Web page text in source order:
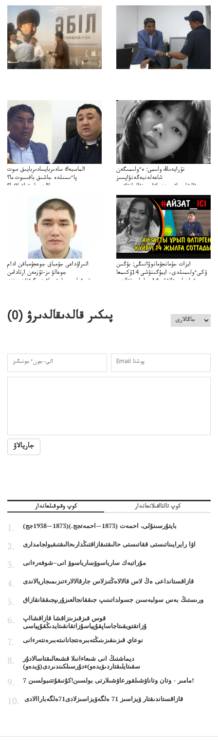
الماسبەك سادىربايسادىربايىق سوت
پاءىسىلدە جاشىق باقىسوت ما؟
پاالدەجابىقباقىلاۋما؟
نۇرايدىڭ ولىمى: ەءولىمىگەن
شاعەلەنبەگەنۋاپسىز
قالشاعىماۋىپمەنجاۋاپسىزقالعانقاۋىپ
اتىراۋداعى جۇمباق جوعجۇمباقن ادام
جوعالۋ ىز-تۇزمەن ارتادامن
وتبءولىمىپوليتسياءىزەرگءتۇزسىزنە
ايزات جۇمانجۇمانوۆانىڭى: بۇگىن
ۇكىءولىمىلدى، ايبۇگىنۋشى 14ۇكىمعا
سووقىلدىايىپتالۋشى14جىلعاسوتتالدى
پىكىر قالدىقالدىرۋ (0
)
جاريالاۋ
كوپ وقىوقىلعاندار كوپ تالتالقىلانعاندار
بايتۇرسىنۇلى، احمەت (1873—احمەتجج.)(1873—1938جج)
اۋا رايرايىناتىستى ققاتىستى حالىقتىقازاقتىڭدارىحالىقتىقبولجامدارى
مۇراتبەك سارباسوۆسارباسوۆ انى–شوفەرءانى
قازاقستانداعى ەڭ لاس قالالاەڭتىزلاس جارقالالارءتىزىمىجاريالاندى
ورىستىڭ بەس سولبەسىن جسولداتىنىپ جىققانجالعىزۇرىپجىققانقازاق
قوس قىزقىزىنزاقشا قازاقشااپ
ۇزاتقتويقىتاجاساپقۇپياسۇزاتقانقىتايدىڭقۇپياسى
نوعاي قىزىنقىزىنىڭتەبىرەنتجانانىتەبىرەنتەرءانى
ديماشتىڭ انى شىعاءانىلا قشىعالىقتاسالادۇر
سقىتايلىقتاردىۆيدەو)ءدۇرسىلكىندىردى(ۆيدەو)
7 مامىر - وتان وتاناۋشىلقورعاۋشىلارتى بولسىن!كۇنىقۇتتىبولسىن!
قازاقستاندىقتار ۆيزاسىز 71 ەلگەۆيزاسىزلادى71ەلگەباراالادى